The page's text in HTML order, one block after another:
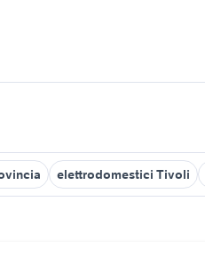
elettrodomestici Tivoli